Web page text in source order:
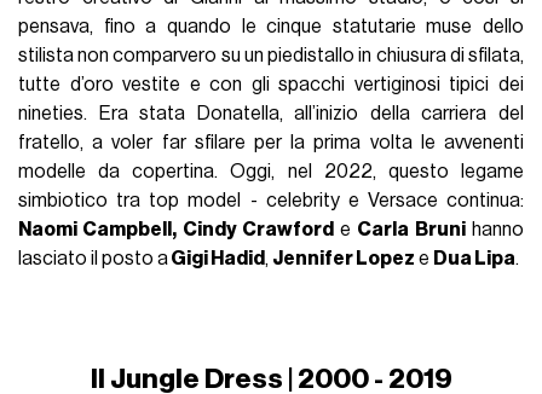
pensava, fino a quando le cinque statutarie muse dello
stilista non comparvero su un piedistallo in chiusura di sfilata,
tutte d’oro vestite e con gli spacchi vertiginosi tipici dei
nineties. Era stata Donatella, all’inizio della carriera del
fratello, a voler far sfilare per la prima volta le avvenenti
modelle da copertina. Oggi, nel 2022, questo legame
simbiotico tra top model - celebrity e Versace continua:
Naomi Campbell, Cindy Crawford e Carla Brunihanno
lasciato il posto aGigi Hadid , Jennifer Lopez e Dua Lipa.
Il Jungle Dress | 2000 - 2019